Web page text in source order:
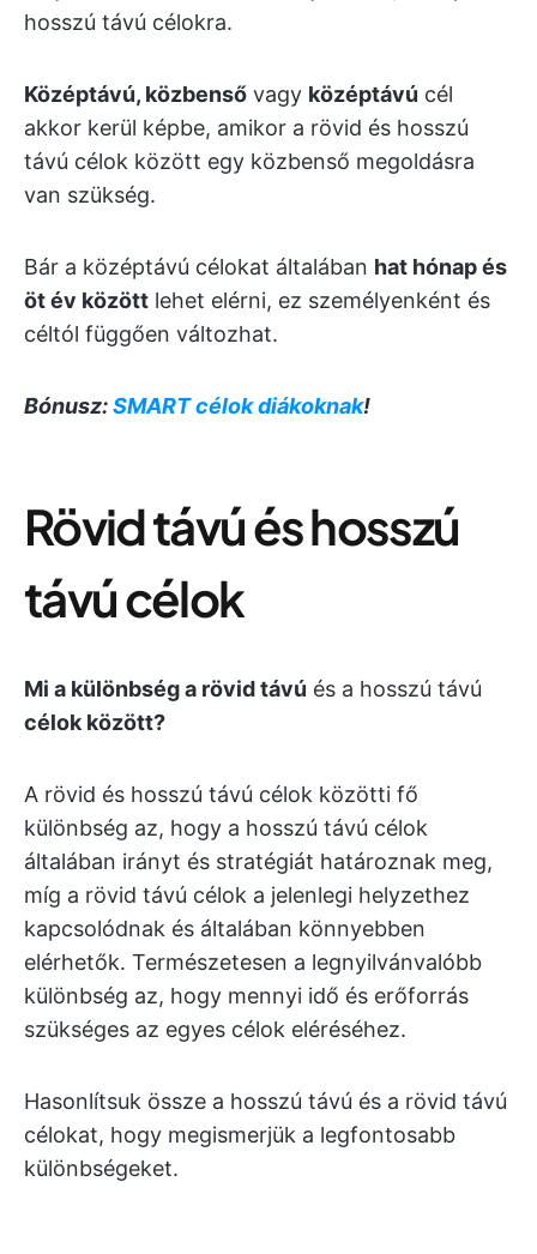
hosszú távú célokra.
Középtávú, közbenső vagy középtávú cél
akkor kerül képbe, amikor a rövid és hosszú
távú célok között egy közbenső megoldásra
van szükség.
Bár a középtávú célokat általában hat hónap és
öt év között lehet elérni, ez személyenként és
céltól függően változhat.
Bónusz:SMART célok diákoknak!
Rövid távú és hosszú
távú célok
Mi a különbség a rövid távú és a hosszú távú
célok között?
A rövid és hosszú távú célok közötti fő
különbség az, hogy a hosszú távú célok
általában irányt és stratégiát határoznak meg,
míg a rövid távú célok a jelenlegi helyzethez
kapcsolódnak és általában könnyebben
elérhetők. Természetesen a legnyilvánvalóbb
különbség az, hogy mennyi idő és erőforrás
szükséges az egyes célok eléréséhez.
Hasonlítsuk össze a hosszú távú és a rövid távú
célokat, hogy megismerjük a legfontosabb
különbségeket.